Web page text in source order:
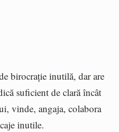
birocrație inutilă, dar are
suficient de clară încât
vinde, angaja, colabora
inutile.